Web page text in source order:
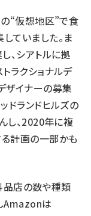
の“仮想地区”で食
ていました。ま
、シアトルに拠
ラクショナルデ
ザイナーの募集
ドランドヒルズの
し、2020年に複
計画の一部かも
品店の数や種類
Amazonは